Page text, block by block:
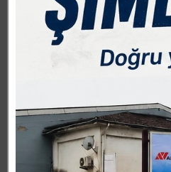
İkramların ardından bir
gününe daha
bu mukaddes ayın
duayı aşure gününde
yaşananlar ve bugün
önemli bir yere
ettiğini düşünüyoruz.
verebildiğimiz sürece
birlikteliğin ve sevginin
ve beraberliğe dikkat
İslam âlemince sağlık,